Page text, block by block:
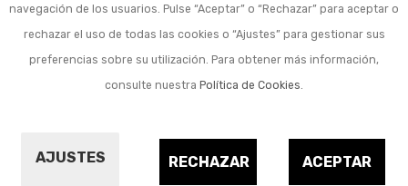
navegación de los usuarios. Pulse “Aceptar” o “Rechazar” para aceptar o
rechazar el uso de todas las cookies o “Ajustes” para gestionar sus
preferencias sobre su utilización. Para obtener más información,
consulte nuestra Política de Cookies.
AJUSTES ACEPTAR
RECHAZAR
Kits de herramientas
manuales de jardín